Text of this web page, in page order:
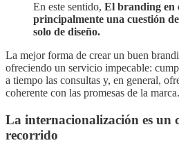
En este sentido, El branding en
principalmente una cuestión
solo de diseño.
La mejor forma de crear un buen
ofreciendo un servicio impecable:
a tiempo las consultas y, en general,
coherente con las promesas de la marca.
La internacionalización es un
recorrido